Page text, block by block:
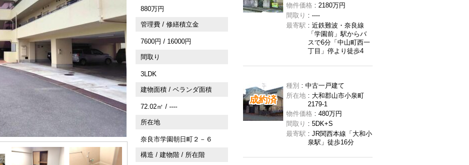
880万円
管理費 / 修繕積立金
7600円 / 16000円
間取り
3LDK
建物面積 / ベランダ面積
72.02㎡ / ----
所在地
奈良市学園朝日町２－６
構造 / 建物階 / 所在階
物件価格 : 2180万円
間取り : ----
最寄駅 : 近鉄難波・奈良線
「学園前」駅からバ
スで6分「中山町西一
丁目」停より徒歩4
成約済
種別 : 中古一戸建て
所在地 : 大和郡山市小泉町
2179-1
物件価格 : 480万円
間取り : 5DK+S
最寄駅 : JR関西本線「大和小
泉駅」徒歩16分